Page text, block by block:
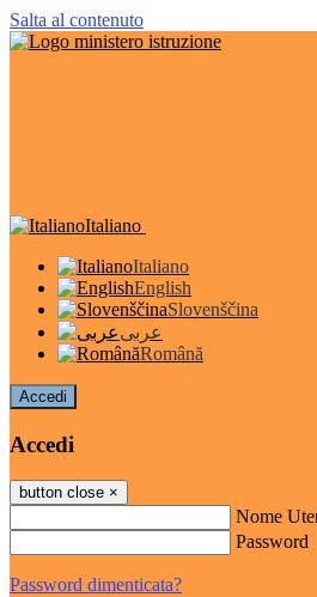
Salta al contenuto
Italiano
Italiano
English
Slovenščina
عربى
Română
Accedi
Accedi
button close ×
Nome
Password
Password dimenticata?